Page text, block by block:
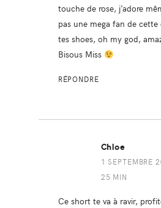
touche de rose, j’adore
pas une mega fan de
tes shoes, oh my god,
Bisous Miss
RÉPONDRE
Chloe
1 SEPTEMBRE
25 MIN
Ce short te va à ravir,